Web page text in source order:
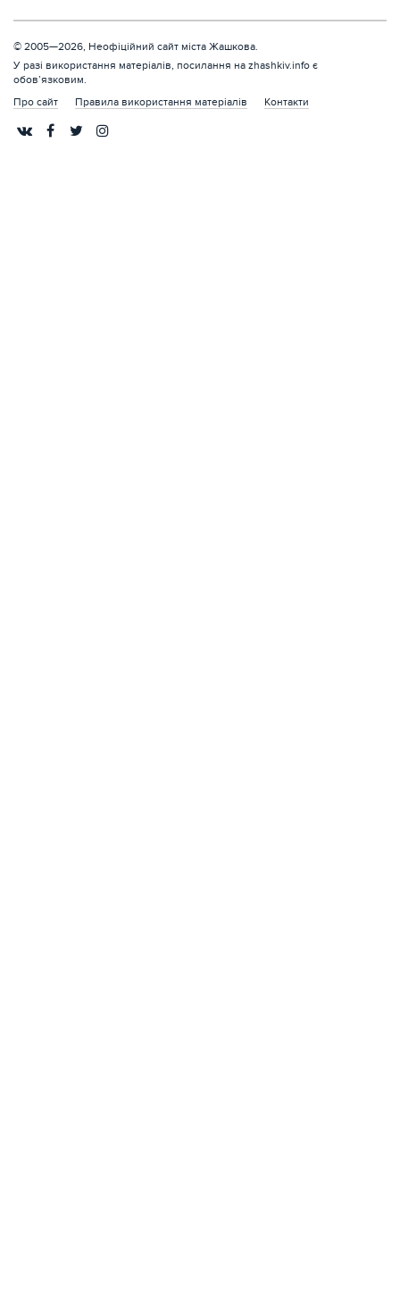
© 2005—2026, Неофіційний сайт міста Жашкова.
У разі використання матеріалів, посилання на zhashkiv.info є
обов’язковим.
Про сайт
Правила використання матеріалів Контакти